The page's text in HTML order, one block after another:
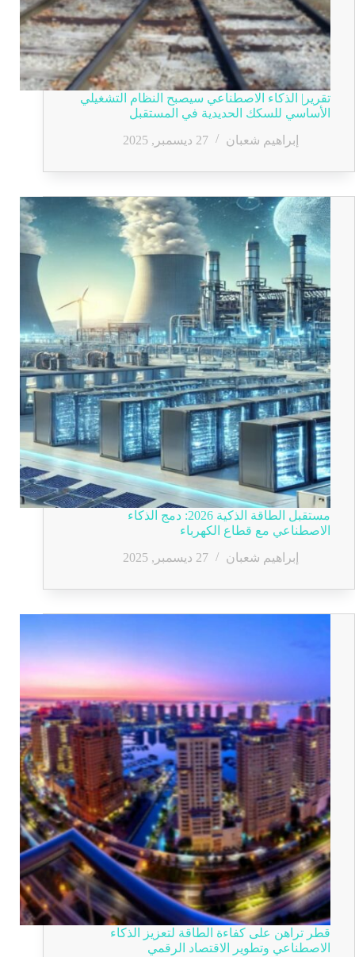
تقرير| الذكاء الاصطناعي سيصبح النظام التشغيلي
الأساسي للسكك الحديدية في المستقبل
إبراهيم شعبان
27 ديسمبر, 2025
مستقبل الطاقة الذكية 2026: دمج الذكاء
الاصطناعي مع قطاع الكهرباء
إبراهيم شعبان
27 ديسمبر, 2025
قطر تراهن على كفاءة الطاقة لتعزيز الذكاء
الاصطناعي وتطوير الاقتصاد الرقمي